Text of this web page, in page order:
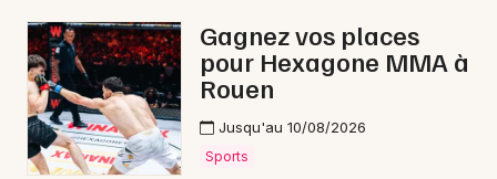
Gagnez vos places
pour Hexagone MMA à
Rouen
Jusqu'au 10/08/2026
Sports